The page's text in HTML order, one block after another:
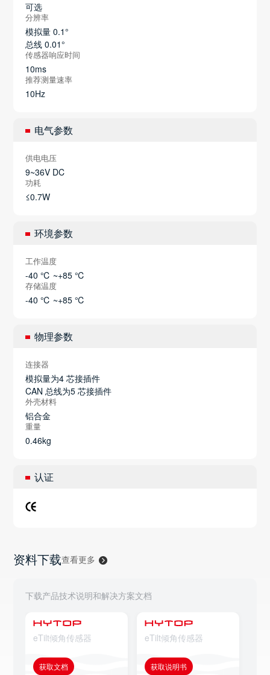
可选
分辨率
模拟量 0.1°
总线 0.01°
传感器响应时间
10ms
推荐测量速率
10Hz
电气参数
供电电压
9~36V DC
功耗
≤0.7W
环境参数
工作温度
-40 ℃ ~+85 ℃
存储温度
-40 ℃ ~+85 ℃
物理参数
连接器
模拟量为4 芯接插件
CAN 总线为5 芯接插件
外壳材料
铝合金
重量
0.46kg
认证
资料下载查看更多
下载产品技术说明和解决方案文档
eTilt倾角传感器
获取文档
eTilt倾角传感器
获取说明书